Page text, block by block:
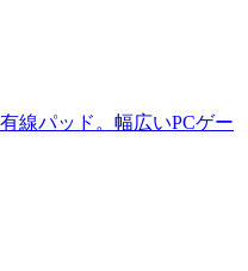
線パッド。幅広いPCゲー